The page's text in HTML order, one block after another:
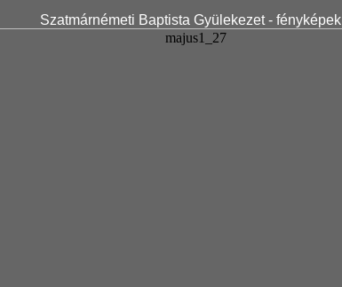
Szatmárnémeti Baptista Gyülekezet - fényképek